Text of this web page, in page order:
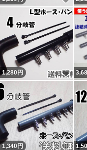
小学生にのみに言え
で通報したらアカウ
意味不明の事を言って
新たに『追跡すると
返金申請依頼・輸送
価されました。私に
応の評価するのは普
トされていますが忠
が出来ないようで論
1,280円 い
1,340円 い